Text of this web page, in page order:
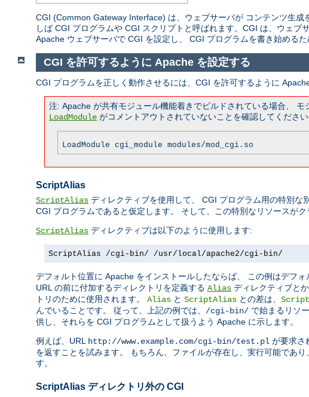
CGI (Common Gateway Interface) は、ウェブサーバが コンテンツ生
しば CGI プログラムや CGI スクリプトと呼ばれます。CGI は、ウェブ
Apache ウェブサーバで CGI を設定し、 CGI プログラムを書き始めるた
CGI を許可するように Apache を設定する
CGI プログラムを正しく動作させるには、CGI を許可するように
注: Apache が共有モジュール機能着きでビルドされている場合、
LoadModule がコメントアウトされていないことを確認してくださ
LoadModule cgi_module modules/mod_cgi.so
ScriptAlias
ScriptAlias ディレクティブを使用して、 CGI プログラム用の特別
CGI プログラムであると仮定します。 そして、この特別なリソースが
ScriptAlias ディレクティブは以下のように使用します:
ScriptAlias /cgi-bin/ /usr/local/apache2/cgi-bin/
デフォルト位置に Apache をインストールしたならば、 この例はデフォ
URL の前に付加するディレクトリを定義する Alias ディレクティブと
トリのために使用されます。 Alias と ScriptAlias との差は、
んでいることです。 従って、上記の例では、 /cgi-bin/ で始まるリソ
供し、それらを CGI プログラムとして扱うよう Apache に示します。
例えば、URL http://www.example.com/cgi-bin/test.pl が要求さ
を返すことを試みます。 もちろん、ファイルが存在し、実行可能であ
す。
ScriptAlias ディレクトリ外の CGI